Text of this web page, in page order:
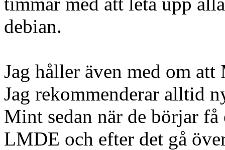
debian.
Jag håller även med om
Jag rekommenderar alltid
Mint sedan när de börjar
LMDE och efter det gå